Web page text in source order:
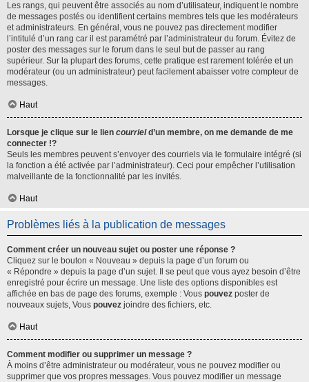
Les rangs, qui peuvent être associés au nom d’utilisateur, indiquent le nombre
de messages postés ou identifient certains membres tels que les modérateurs
et administrateurs. En général, vous ne pouvez pas directement modifier
l’intitulé d’un rang car il est paramétré par l’administrateur du forum. Évitez de
poster des messages sur le forum dans le seul but de passer au rang
supérieur. Sur la plupart des forums, cette pratique est rarement tolérée et un
modérateur (ou un administrateur) peut facilement abaisser votre compteur de
messages.
Haut
Lorsque je clique sur le lien courrield’un membre, on me demande de me
connecter !?
Seuls les membres peuvent s’envoyer des courriels via le formulaire intégré (si
la fonction a été activée par l’administrateur). Ceci pour empêcher l’utilisation
malveillante de la fonctionnalité par les invités.
Haut
Problèmes liés à la publication de messages
Comment créer un nouveau sujet ou poster une réponse ?
Cliquez sur le bouton « Nouveau » depuis la page d’un forum ou
« Répondre » depuis la page d’un sujet. Il se peut que vous ayez besoin d’être
enregistré pour écrire un message. Une liste des options disponibles est
affichée en bas de page des forums, exemple : Vous pouvez poster de
nouveaux sujets, Vous pouvez joindre des fichiers, etc.
Haut
Comment modifier ou supprimer un message ?
À moins d’être administrateur ou modérateur, vous ne pouvez modifier ou
supprimer que vos propres messages. Vous pouvez modifier un message